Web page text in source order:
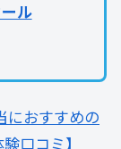
ル
におすすめの
口コミ】